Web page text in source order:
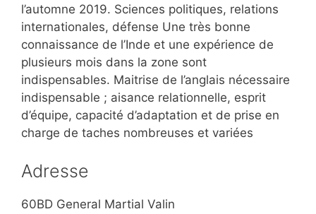
l’automne 2019. Sciences politiques, relations
internationales, défense Une très bonne
connaissance de l’Inde et une expérience de
plusieurs mois dans la zone sont
indispensables. Maitrise de l’anglais nécessaire
indispensable ; aisance relationnelle, esprit
d’équipe, capacité d’adaptation et de prise en
charge de taches nombreuses et variées
Adresse
60BD General Martial Valin